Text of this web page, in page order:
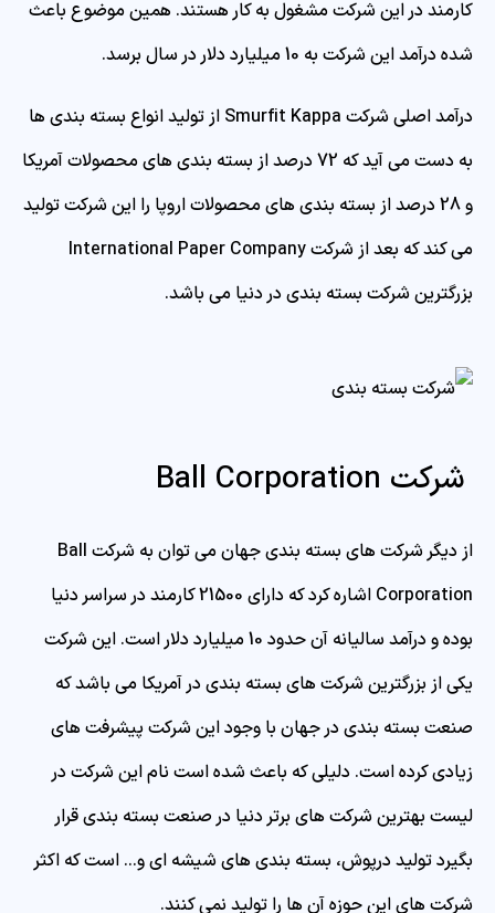
کارمند در این شرکت مشغول به کار هستند. همین موضوع باعث
شده درآمد این شرکت به 10 میلیارد دلار در سال برسد.
درآمد اصلی شرکت Smurfit Kappa از تولید انواع بسته بندی ها
به دست می آید که 72 درصد از بسته بندی های محصولات آمریکا
و 28 درصد از بسته بندی های محصولات اروپا را این شرکت تولید
می کند که بعد از شرکت International Paper Company
بزرگترین شرکت بسته بندی در دنیا می باشد.
شرکت Ball Corporation
از دیگر شرکت های بسته بندی جهان می توان به شرکت Ball
Corporation اشاره کرد که دارای 21500 کارمند در سراسر دنیا
بوده و درآمد سالیانه آن حدود 10 میلیارد دلار است. این شرکت
یکی از بزرگترین شرکت های بسته بندی در آمریکا می باشد که
صنعت بسته بندی در جهان با وجود این شرکت پیشرفت های
زیادی کرده است. دلیلی که باعث شده است نام این شرکت در
لیست بهترین شرکت های برتر دنیا در صنعت بسته بندی قرار
بگیرد تولید درپوش، بسته بندی های شیشه ای و… است که اکثر
شرکت های این حوزه آن ها را تولید نمی کنند.